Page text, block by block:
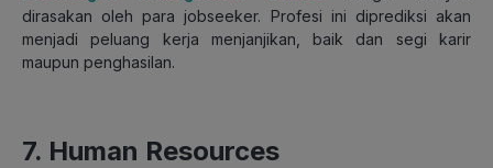
dirasakan oleh para jobseeker. Profesi ini diprediksi akan
menjadi peluang kerja menjanjikan, baik dan segi karir
maupun penghasilan.
7. Human Resources